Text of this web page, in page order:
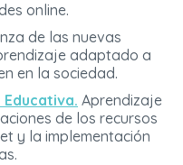
online.
de las nuevas
adaptado a
en la sociedad.
Aprendizaje
de los recursos
y la implementación